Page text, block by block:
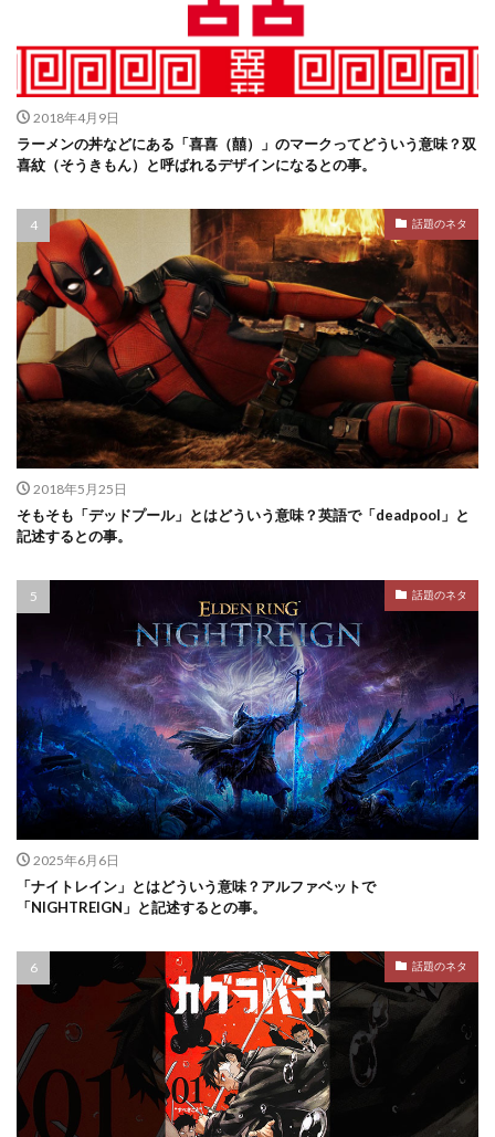
2018年4月9日
ラーメンの丼などにある「喜喜（囍）」のマークってどういう意味？双
喜紋（そうきもん）と呼ばれるデザインになるとの事。
話題のネタ
2018年5月25日
そもそも「デッドプール」とはどういう意味？英語で「deadpool」と
記述するとの事。
話題のネタ
2025年6月6日
「ナイトレイン」とはどういう意味？アルファベットで
「NIGHTREIGN」と記述するとの事。
話題のネタ